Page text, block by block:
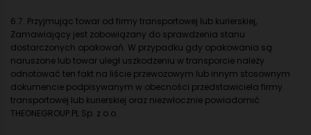
6.7. Przyjmując towar od firmy transportowej lub kurierskiej,
Zamawiający jest zobowiązany do sprawdzenia stanu
dostarczonych opakowań. W przypadku gdy opakowania są
naruszone lub towar uległ uszkodzeniu w transporcie należy
odnotować ten fakt na liście przewozowym lub innym stosownym
dokumencie podpisywanym w obecności przedstawiciela firmy
transportowej lub kurierskiej oraz niezwłocznie powiadomić
THEONEGROUP.PL Sp. z o.o.